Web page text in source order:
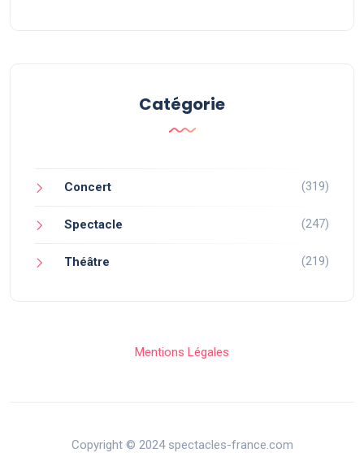
Catégorie
Concert (319)
Spectacle (247)
Théâtre (219)
Mentions Légales
Copyright © 2024 spectacles-france.com